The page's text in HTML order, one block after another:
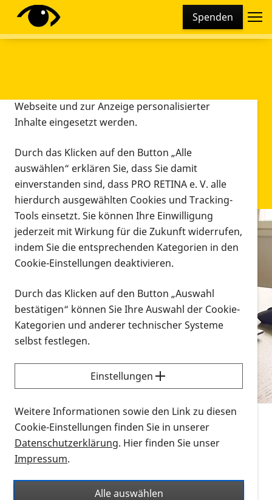
Spenden
Infomaterial
Infomaterial
Vorlesen
Alle Infomaterialien in verschiedenen
Formaten an einem Ort
Sie möchten wissen, wie Sie nach Infonmaterial
suchen und dieses bestellen bzw. herunterladen
können? Schauen Sie sich dieErklärvideos zum
Thema Infomaterial auf der PRO RETINA-Website
für blinde und sehbehinderte Menschen an.
Auf dieser Seite finden Sie sämtliches Infomaterial
Ort. Nutzen Sie den Formatfilter, um ausschließlich
Diese Webseite setzt verschiedene Cookies und
Tracking-Tools ein. Dies beinhaltet Cookies und
Webseite und zur Anzeige personalisierter
Inhalte eingesetzt werden.
Durch das Klicken auf den Button „Alle
auswählen“ erklären Sie, dass Sie damit
einverstanden sind, dass PRO RETINA e. V. alle
hierdurch ausgewählten Cookies und Tracking-
Tools einsetzt. Sie können Ihre Einwilligung
jederzeit mit Wirkung für die Zukunft widerrufen,
indem Sie die entsprechenden Kategorien in den
Cookie-Einstellungen deaktivieren.
Durch das Klicken auf den Button „Auswahl
bestätigen“ können Sie Ihre Auswahl der Cookie-
Kategorien und anderer technischer Systeme
selbst festlegen.
Einstellungen
Weitere Informationen sowie den Link zu diesen
Cookie-Einstellungen finden Sie in unserer
Datenschutzerklärung. Hier finden Sie unser
Impressum.
Alle auswählen